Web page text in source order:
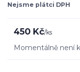
Nejsme plátci DPH
450 Kč/ks
Momentálně není